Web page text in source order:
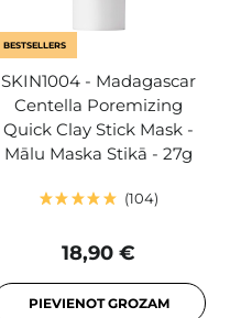
BESTSELLERS
SKIN1004 - Madagascar
Centella Poremizing
Quick Clay Stick Mask -
Mālu Maska Stikā - 27g
104
18,90 €
PIEVIENOT GROZAM